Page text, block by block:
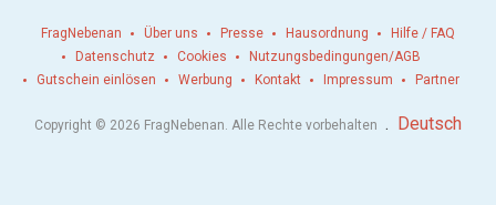
FragNebenan Über uns Presse Hausordnung
Hilfe / FAQ
Datenschutz
Cookies
Nutzungsbedingungen/AGB
Gutschein einlösen
Werbung Kontakt Impressum Partner
Copyright © 2026 FragNebenan. Alle Rechte vorbehalten . Deutsch